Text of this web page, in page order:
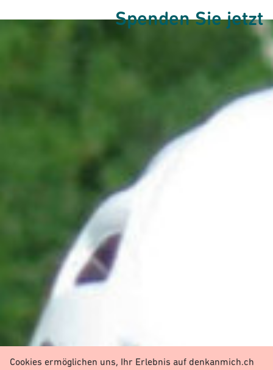
Spenden Sie jetzt
Cookies ermöglichen uns, Ihr Erlebnis auf denkanmich.ch